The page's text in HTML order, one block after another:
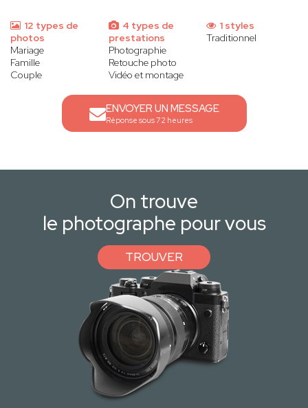
12 types de
photos
Mariage
Famille
Couple
4 types de
prestations
Photographie
Retouche photo
Vidéo et montage
1 styles
Traditionnel
ENVOYER UN MESSAGE
Réponse sous 72 heures
On trouve
le photographe pour vous
TROUVER